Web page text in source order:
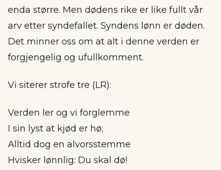
enda større. Men dødens rike er like fullt vår
arv etter syndefallet. Syndens lønn er døden.
Det minner oss om at alt i denne verden er
forgjengelig og ufullkomment.
Vi siterer strofe tre (LR):
Verden ler og vi forglemme
I sin lyst at kjød er hø;
Alltid dog en alvorsstemme
Hvisker lønnlig: Du skal dø!